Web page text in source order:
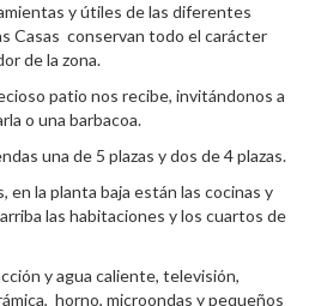
y útiles de las diferentes
Casas conservan todo el carácter
de la zona.
patio nos recibe, invitándonos a
o una barbacoa.
una de 5 plazas y dos de 4 plazas.
en la planta baja están las cocinas y
las habitaciones y los cuartos de
y agua caliente, televisión,
horno, microondas y pequeños